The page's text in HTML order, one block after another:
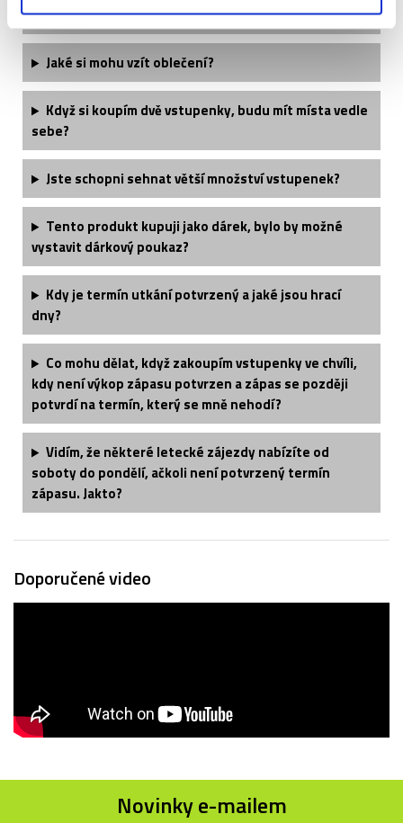
Kdy obdržím své vstupenky?
Jaké si mohu vzít oblečení?
Když si koupím dvě vstupenky, budu mít místa vedle
sebe?
Jste schopni sehnat větší množství vstupenek?
Tento produkt kupuji jako dárek, bylo by možné
vystavit dárkový poukaz?
Kdy je termín utkání potvrzený a jaké jsou hrací
dny?
Co mohu dělat, když zakoupím vstupenky ve chvíli,
kdy není výkop zápasu potvrzen a zápas se později
potvrdí na termín, který se mně nehodí?
Vidím, že některé letecké zájezdy nabízíte od
soboty do pondělí, ačkoli není potvrzený termín
zápasu. Jakto?
Doporučené video
Novinky e-mailem